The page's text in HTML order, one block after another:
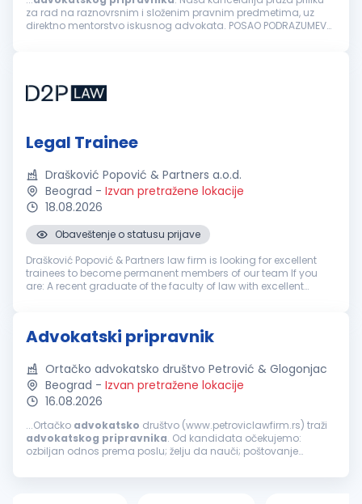
za rad na raznovrsnim i složenim pravnim predmetima, uz
direktno mentorstvo iskusnog advokata. POSAO PODRAZUMEVA:
Legal Trainee
Drašković Popović & Partners a.o.d.
Beograd - Izvan pretražene lokacije
18.08.2026
Obaveštenje o statusu prijave
Drašković Popović & Partners law firm is looking for excellent
trainees to become permanent members of our team If you
are: A recent graduate of the faculty of law with excellent
Advokatski pripravnik
Ortačko advokatsko društvo Petrović & Glogonjac
Beograd - Izvan pretražene lokacije
16.08.2026
...Ortačko advokatsko društvo (www.petroviclawfirm.rs) traži
advokatskog pripravnika. Od kandidata očekujemo:
ozbiljan odnos prema poslu; želju da nauči; poštovanje